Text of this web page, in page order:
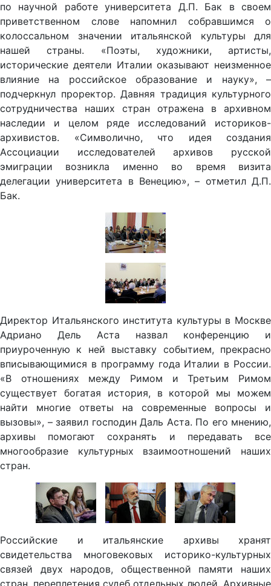
по научной работе университета Д.П. Бак в своем
приветственном слове напомнил собравшимся о
колоссальном значении итальянской культуры для
нашей страны. «Поэты, художники, артисты,
исторические деятели Италии оказывают неизменное
влияние на российское образование и науку», –
подчеркнул проректор. Давняя традиция культурного
сотрудничества наших стран отражена в архивном
наследии и целом ряде исследований историков-
архивистов. «Символично, что идея создания
Ассоциации исследователей архивов русской
эмиграции возникла именно во время визита
делегации университета в Венецию», – отметил Д.П.
Бак.
Директор Итальянского института культуры в Москве
Адриано Дель Аста назвал конференцию и
приуроченную к ней выставку событием, прекрасно
вписывающимися в программу года Италии в России.
«В отношениях между Римом и Третьим Римом
существует богатая история, в которой мы можем
найти многие ответы на современные вопросы и
вызовы», – заявил господин Даль Аста. По его мнению,
архивы помогают сохранять и передавать все
многообразие культурных взаимоотношений наших
стран.
Российские и итальянские архивы хранят
свидетельства многовековых историко-культурных
связей двух народов, общественной памяти наших
стран, переплетения судеб отдельных людей. Архивные